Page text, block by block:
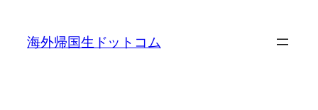
海外帰国生ドットコム